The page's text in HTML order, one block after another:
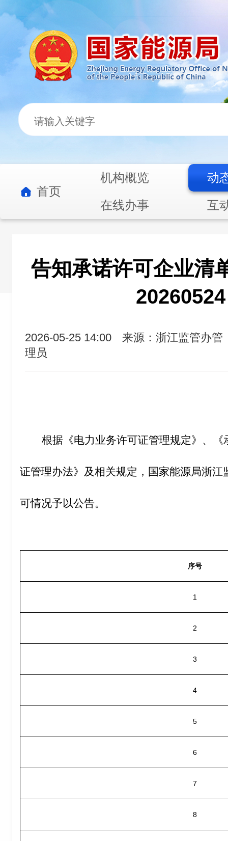
首页
机构概览
动
在线办事
互
告知承诺许可企业清
2026-05-25 14:00
来源：浙江监管办管
理员
根据《电力业务许可证管理规定》、
证管理办法》及相关规定，国家能源局浙
可情况予以公告。
序号
1
2
3
4
5
6
7
8